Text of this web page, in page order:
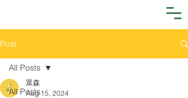
Post
All Posts
All Posts
眾森
Aug 15, 2024